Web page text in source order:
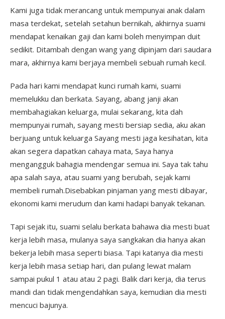
Kami juga tidak merancang untuk mempunyai anak dalam
masa terdekat, setelah setahun bernikah, akhirnya suami
mendapat kenaikan gaji dan kami boleh menyimpan duit
sedikit. Ditambah dengan wang yang dipinjam dari saudara
mara, akhirnya kami berjaya membeli sebuah rumah kecil.
Pada hari kami mendapat kunci rumah kami, suami
memelukku dan berkata. Sayang, abang janji akan
membahagiakan keluarga, mulai sekarang, kita dah
mempunyai rumah, sayang mesti bersiap sedia, aku akan
berjuang untuk keluarga Sayang mesti jaga kesihatan, kita
akan segera dapatkan cahaya mata, Saya hanya
mengangguk bahagia mendengar semua ini. Saya tak tahu
apa salah saya, atau suami yang berubah, sejak kami
membeli rumah.Disebabkan pinjaman yang mesti dibayar,
ekonomi kami merudum dan kami hadapi banyak tekanan.
Tapi sejak itu, suami selalu berkata bahawa dia mesti buat
kerja lebih masa, mulanya saya sangkakan dia hanya akan
bekerja lebih masa seperti biasa. Tapi katanya dia mesti
kerja lebih masa setiap hari, dan pulang lewat malam
sampai pukul 1 atau atau 2 pagi. Balik dari kerja, dia terus
mandi dan tidak mengendahkan saya, kemudian dia mesti
mencuci bajunya.